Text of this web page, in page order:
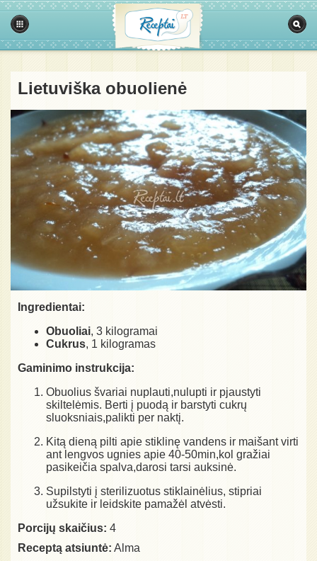
Lietuviška obuolienė
Ingredientai:
Obuoliai, 3 kilogramai
Cukrus, 1 kilogramas
Gaminimo instrukcija:
Obuolius švariai nuplauti,nulupti ir pjaustyti
skiltelėmis. Berti į puodą ir barstyti cukrų
sluoksniais,palikti per naktį.
Kitą dieną pilti apie stiklinę vandens ir maišant virti
ant lengvos ugnies apie 40-50min,kol gražiai
pasikeičia spalva,darosi tarsi auksinė.
Supilstyti į sterilizuotus stiklainėlius, stipriai
užsukite ir leidskite pamažėl atvėsti.
Porcijų skaičius: 4
Receptą atsiuntė: Alma